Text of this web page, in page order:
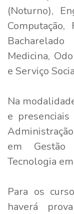
(Noturno),
Medicina,
e Serviço
Na
e
em
Tecnologia
Para os
haverá